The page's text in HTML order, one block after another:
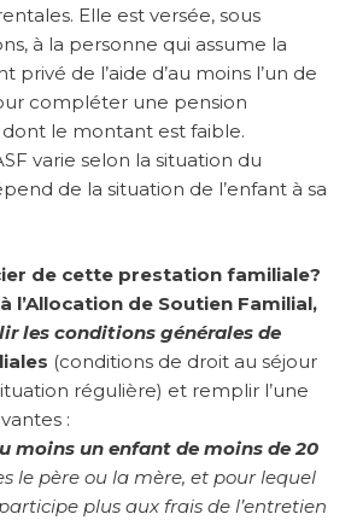
Elle est versée, sous
à la personne qui assume la
privé de l’aide d’au moins l’un de
compléter une pension
le montant est faible.
varie selon la situation du
de la situation de l’enfant à sa
de cette prestation familiale?
l’Allocation de Soutien Familial,
les conditions générales de
(conditions de droit au séjour
régulière) et remplir l’une
:
moins un enfant de moins de 20
le père ou la mère, et pour lequel
plus aux frais de l’entretien